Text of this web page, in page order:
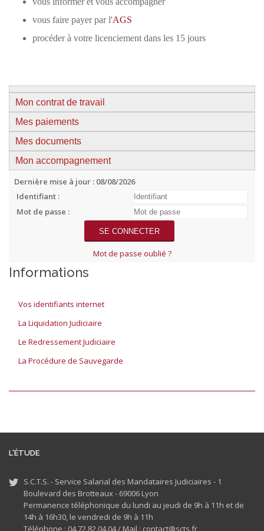
vous faire payer par l'AGS
procéder à votre licenciement dans les 15 jours
Mon contrat de travail
Mes paiements
Mes documents
Mon accompagnement
Dernière mise à jour : 08/08/2026
Identifiant :
Mot de passe :
Mot de passe oublié ?
Informations
Vos identifiants internet
La Liquidation Judiciaire
Le Redressement Judiciaire
La Procédure de Sauvegarde
L'ÉTUDE
S.C.T.S. - Service Salarial des Mandataires Judiciaires - 1
Boulevard des Brotteaux - 69006 Lyon
Permanence téléphonique du lundi au jeudi de 9h à 11h et de
14h à 16h30, le vendredi de 9h à 11h
Téléphone : 04.72.82.04.04 / Mail : contact@scts.fr